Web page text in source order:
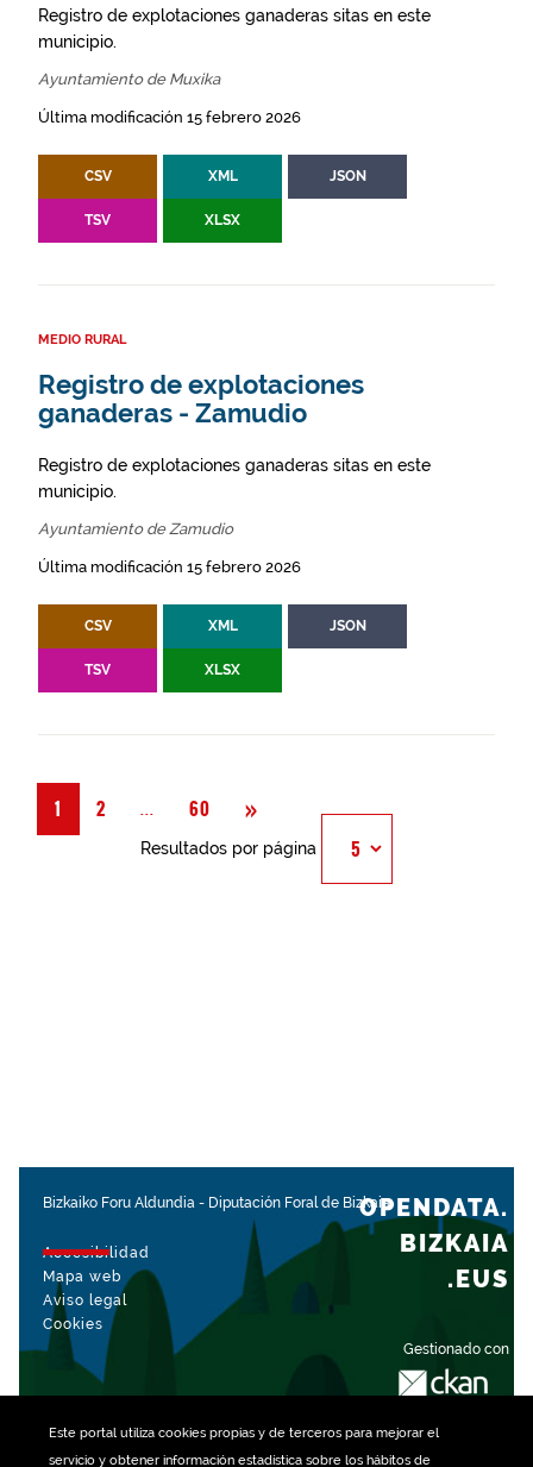
Este portal utiliza cookiespropias y de terceros para mejorar el
servicio y obtener información estadística sobre los hábitos de
Registro de explotaciones ganaderas sitas en este
municipio.
Ayuntamiento de Muxika
Última modificación 15 febrero 2026
CSV XML JSON
TSV XLSX
MEDIO RURAL
Registro de explotaciones
ganaderas - Zamudio
Registro de explotaciones ganaderas sitas en este
municipio.
Ayuntamiento de Zamudio
Última modificación 15 febrero 2026
CSV XML JSON
TSV XLSX
1 2 Página
... 60 » Siguiente
Resultados por página
Bizkaiko Foru Aldundia - Diputación Foral de Bizkaia
Accesibilidad
Mapa web
Aviso legal
Cookies
Gestionado con
OPENDATA.
BIZKAIA
.EUS